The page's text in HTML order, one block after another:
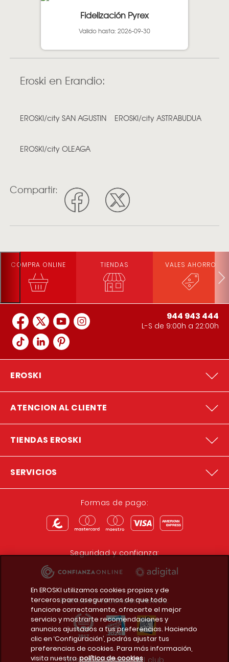
Fidelización Pyrex
Valido hasta: 2026-09-30
Eroski en Erandio:
EROSKI/city SAN AGUSTIN EROSKI/city ASTRABUDUA
EROSKI/city OLEAGA
Compartir:
COMPRA ONLINE TIENDAS VALES AHORRO
944 943 444
L-S de 9:00h a 22:00h
EROSKI
ATENCION AL CLIENTE
TIENDAS EROSKI
SERVICIOS
Formas de pago:
Seguridad y confianza:
Premios y reconocimientos:
Descarga la app del club
En EROSKI utilizamos cookies propias y de
terceros para asegurarnos de que todo
funcione correctamente, ofrecerte el mejor
servicio y mostrarte recomendaciones y
anuncios ajustados a tus preferencias. Haciendo
clic en ‘Configuración’, podrás ajustar tus
preferencias de cookies. Para más información,
visita nuestra política de cookies